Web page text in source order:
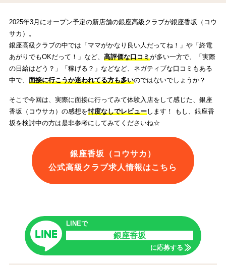
2025年3月にオープン予定の新店舗の銀座高級クラブが銀座香坂（コウ
サカ）。
銀座高級クラブの中では「ママがかなり良い人だってね！」や「終電
あがりでもOKだって！」など、 高評価な口コミが多い一方で、「実際
の日給はどう？」「稼げる？」などなど、ネガティブな口コミもある
中で、 面接に行こうか迷われてる方も多いのではないでしょうか？
そこで今回は、実際に面接に行ってみて体験入店をして感じた、銀座
香坂（コウサカ）の感想を忖度なしでレビューします！ もし、銀座香
坂を検討中の方は是非参考にしてみてくださいね☆
銀座香坂（コウサカ）
公式高級クラブ求人情報はこちら
LINEで
銀座香坂
に応募する